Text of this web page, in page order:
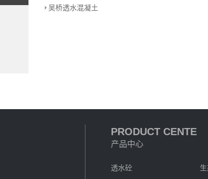
吴桥透水混凝土
PRODUCT CENTE
产品中心
透水砼